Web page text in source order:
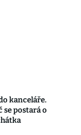
kanceláře.
se postará o